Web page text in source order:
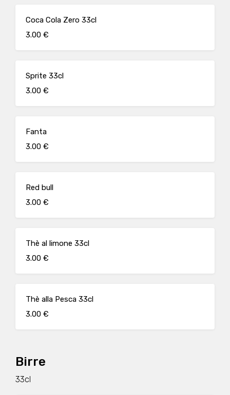
Coca Cola Zero 33cl
3.00 €
Sprite 33cl
3.00 €
Fanta
3.00 €
Red bull
3.00 €
Thè al limone 33cl
3.00 €
Thè alla Pesca 33cl
3.00 €
Birre
33cl